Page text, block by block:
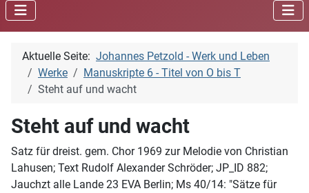
Aktuelle Seite: Johannes Petzold - Werk und Leben
Werke
Manuskripte 6 - Titel von O bis T
Steht auf und wacht
Steht auf und wacht
Satz für dreist. gem. Chor 1969 zur Melodie von Christian
Lahusen; Text Rudolf Alexander Schröder; JP_ID 882;
Jauchzt alle Lande 23 EVA Berlin; Ms 40/14: "Sätze für